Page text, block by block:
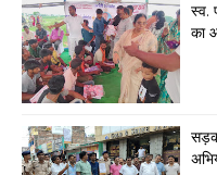
स्व.
का